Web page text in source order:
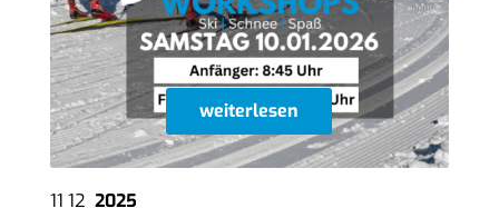
weiterlesen
11 12 2025